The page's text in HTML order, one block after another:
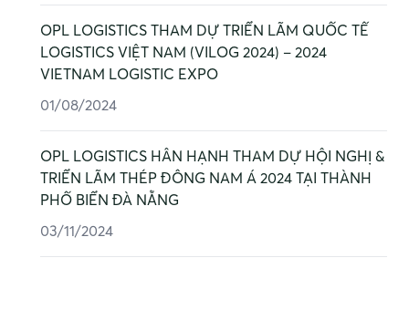
OPL LOGISTICS THAM DỰ TRIỂN LÃM QUỐC TẾ
LOGISTICS VIỆT NAM (VILOG 2024) – 2024
VIETNAM LOGISTIC EXPO
01/08/2024
OPL LOGISTICS HÂN HẠNH THAM DỰ HỘI NGHỊ &
TRIỂN LÃM THÉP ĐÔNG NAM Á 2024 TẠI THÀNH
PHỐ BIỂN ĐÀ NẴNG
03/11/2024